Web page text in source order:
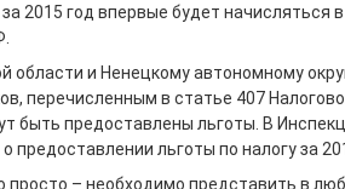
2015 год впервые будет начисляться
и Ненецкому автономному
перечисленным в статье 407
быть предоставлены льготы. В
льготы по налогу за
просто – необходимо представить в